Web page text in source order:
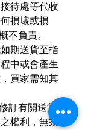
待處等代收
損壞或損
不負責。
期送貨至指
中或會產生
買家需知其
訂有關送貨
權利，無須